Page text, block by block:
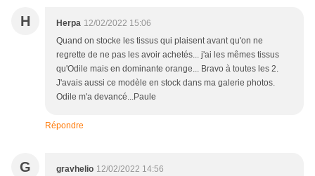
H Herpa 12/02/2022 15:06
Quand on stocke les tissus qui plaisent avant qu'on ne
regrette de ne pas les avoir achetés... j'ai les mêmes tissus
qu'Odile mais en dominante orange... Bravo à toutes les 2.
J'avais aussi ce modèle en stock dans ma galerie photos.
Odile m'a devancé...Paule
Répondre
G gravhelio 12/02/2022 14:56